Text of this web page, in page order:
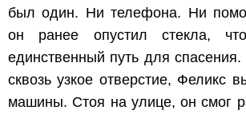
был один. Ни телефона. Ни
он ранее опустил стекла,
единственный путь для
сквозь узкое отверстие, Феликс
машины. Стоя на улице, он смог